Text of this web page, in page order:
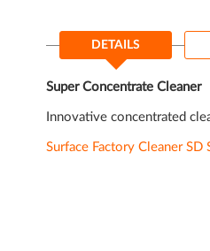
DETAILS
Super Concentrate Cleaner
Innovative concentrated
Surface Factory Cleaner SD